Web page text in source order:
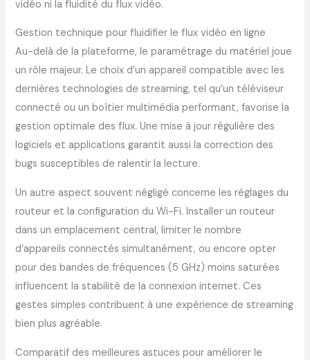
vidéo ni la fluidité du flux vidéo.
Gestion technique pour fluidifier le flux vidéo en ligne
Au-delà de la plateforme, le paramétrage du matériel joue
un rôle majeur. Le choix d’un appareil compatible avec les
dernières technologies de streaming, tel qu’un téléviseur
connecté ou un boîtier multimédia performant, favorise la
gestion optimale des flux. Une mise à jour régulière des
logiciels et applications garantit aussi la correction des
bugs susceptibles de ralentir la lecture.
Un autre aspect souvent négligé concerne les réglages du
routeur et la configuration du Wi-Fi. Installer un routeur
dans un emplacement central, limiter le nombre
d’appareils connectés simultanément, ou encore opter
pour des bandes de fréquences (5 GHz) moins saturées
influencent la stabilité de la connexion internet. Ces
gestes simples contribuent à une expérience de streaming
bien plus agréable.
Comparatif des meilleures astuces pour améliorer le